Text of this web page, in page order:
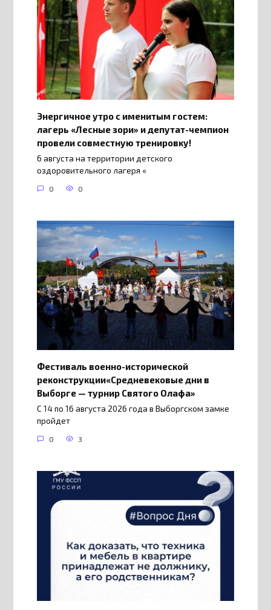
Энергичное утро с именитым гостем:
лагерь «Лесные зори» и депутат-чемпион
провели совместную тренировку!
6 августа на территории детского
оздоровительного лагеря «
0 0
Фестиваль военно-исторической
реконструкции«Средневековые дни в
Выборге — турнир Святого Олафа»
С 14 по 16 августа 2026 года в Выборгском замке
пройдет
0 3